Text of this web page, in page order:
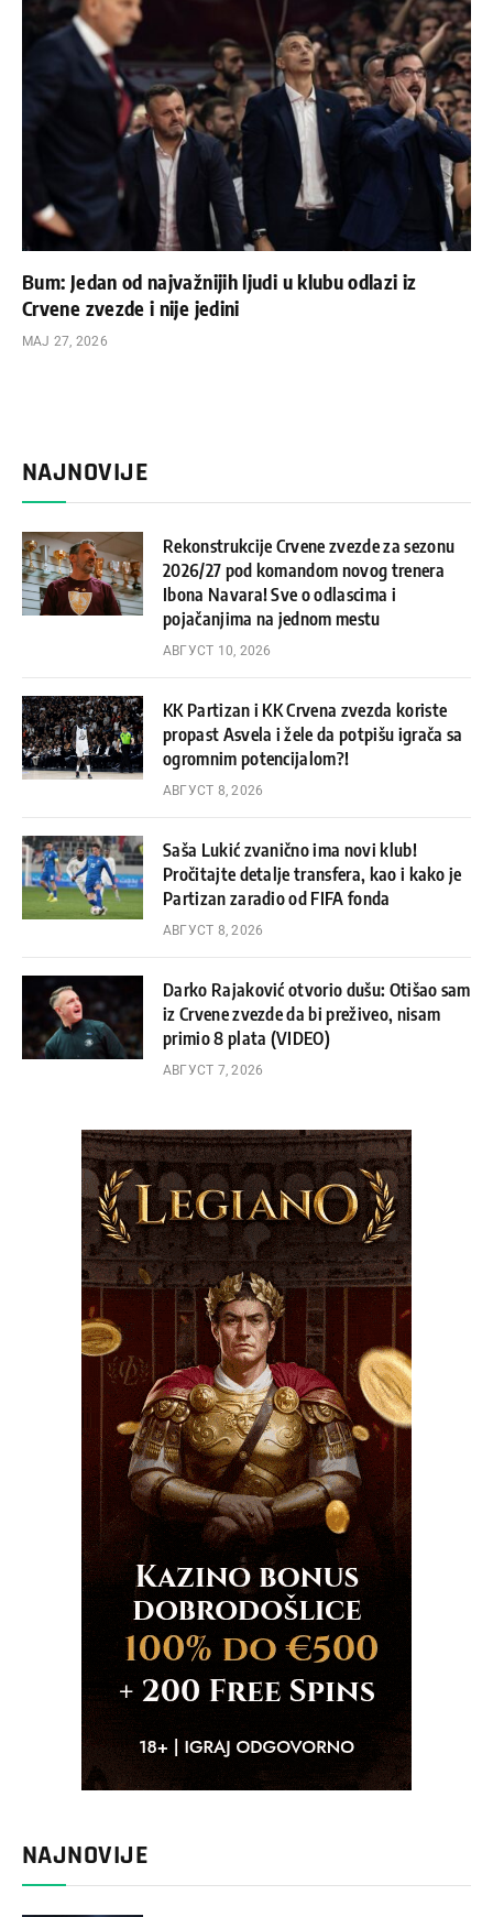
Bum: Jedan od najvažnijih ljudi u klubu odlazi iz
Crvene zvezde i nije jedini
МАЈ 27, 2026
NAJNOVIJE
Rekonstrukcije Crvene zvezde za sezonu
2026/27 pod komandom novog trenera
Ibona Navara! Sve o odlascima i
pojačanjima na jednom mestu
АВГУСТ 10, 2026
KK Partizan i KK Crvena zvezda koriste
propast Asvela i žele da potpišu igrača sa
ogromnim potencijalom?!
АВГУСТ 8, 2026
Saša Lukić zvanično ima novi klub!
Pročitajte detalje transfera, kao i kako je
Partizan zaradio od FIFA fonda
АВГУСТ 8, 2026
Darko Rajaković otvorio dušu: Otišao sam
iz Crvene zvezde da bi preživeo, nisam
primio 8 plata (VIDEO)
АВГУСТ 7, 2026
NAJNOVIJE